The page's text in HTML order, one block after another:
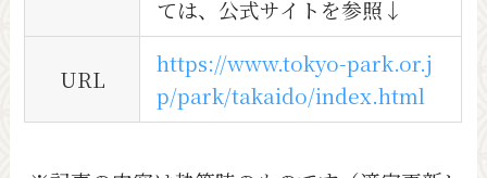
ては、公式サイトを参照↓
URL
https://www.tokyo-park.or.j
p/park/takaido/index.html